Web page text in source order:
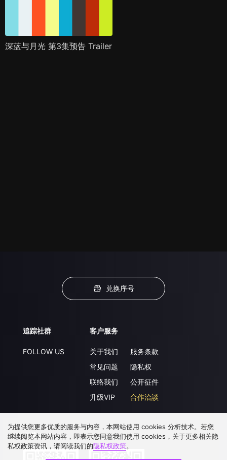
深蓝与月光 第3集预告 Trailer
兑换序号
追踪社群
FOLLOW US
客户服务
关于我们
常见问题
联络我们
升级VIP
服务条款
隐私权
公开征件
合作洽談
下载 APP
为提供您更多优质的服务与内容，本网站使用 cookies 分析技术。若您
继续阅览本网站内容，即表示您同意我们使用 cookies，关于更多相关隐
私权政策资讯，请阅读我们的隐私权政策。